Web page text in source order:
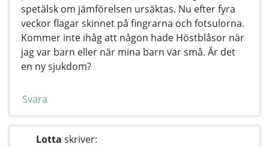
spetälsk om jämförelsen ursäktas. Nu efter fyra
veckor flagar skinnet på fingrarna och fotsulorna.
Kommer inte ihåg att någon hade Höstblåsor när
jag var barn eller när mina barn var små. Är det
en ny sjukdom?
Svara
Lotta skriver: